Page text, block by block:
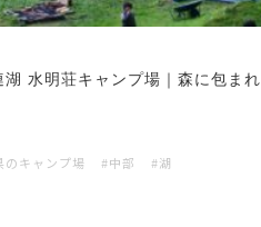
湖 水明荘キャンプ場｜森に包まれ
のキャンプ場 中部 湖